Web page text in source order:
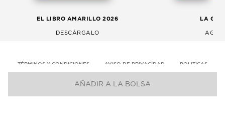
AÑADIR A LA BOLSA
EL LIBRO AMARILLO 2026
DESCÁRGALO
LA
TÉRMINOS Y CONDICIONES AVISO DE PRIVACIDAD POLITICAS